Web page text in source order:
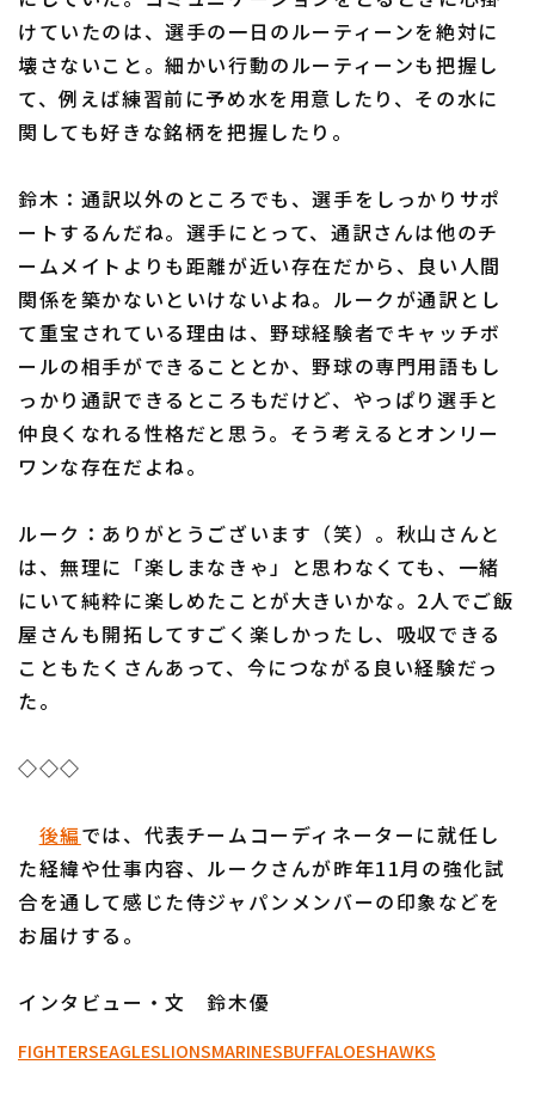
けていたのは、選手の一日のルーティーンを絶対に
壊さないこと。細かい行動のルーティーンも把握し
て、例えば練習前に予め水を用意したり、その水に
関しても好きな銘柄を把握したり。
鈴木：通訳以外のところでも、選手をしっかりサポ
ートするんだね。選手にとって、通訳さんは他のチ
ームメイトよりも距離が近い存在だから、良い人間
関係を築かないといけないよね。ルークが通訳とし
て重宝されている理由は、野球経験者でキャッチボ
ールの相手ができることとか、野球の専門用語もし
っかり通訳できるところもだけど、やっぱり選手と
仲良くなれる性格だと思う。そう考えるとオンリー
ワンな存在だよね。
ルーク：ありがとうございます（笑）。秋山さんと
は、無理に「楽しまなきゃ」と思わなくても、一緒
にいて純粋に楽しめたことが大きいかな。2人でご飯
屋さんも開拓してすごく楽しかったし、吸収できる
こともたくさんあって、今につながる良い経験だっ
た。
◇◇◇
後編では、代表チームコーディネーターに就任し
た経緯や仕事内容、ルークさんが昨年11月の強化試
合を通して感じた侍ジャパンメンバーの印象などを
お届けする。
インタビュー・文 鈴木優
FIGHTERSEAGLESLIONSMARINESBUFFALOESHAWKS